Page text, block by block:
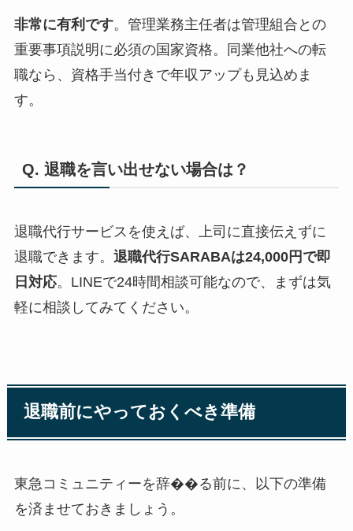
非常に有利です。管理業務主任者は管理組合との
重要事項説明に必須の国家資格。同業他社への転
職なら、資格手当付きで年収アップも見込めま
す。
Q. 退職を言い出せない場合は？
退職代行サービスを使えば、上司に直接伝えずに
退職できます。 退職代行SARABAは24,000円で即
日対応。LINEで24時間相談可能なので、まずは気
軽に相談してみてください。
退職前にやっておくべき準備
東急コミュニティーを辞��る前に、以下の準備
を済ませておきましょう。